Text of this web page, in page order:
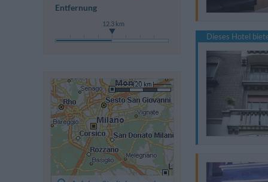
Dieses Hotel
Entfernung
12.3 km